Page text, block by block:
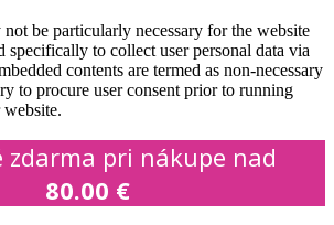
be particularly necessary for the website
specifically to collect user personal data via
contents are termed as non-necessary
to procure user consent prior to running
zdarma pri nákupe nad
80.00 €